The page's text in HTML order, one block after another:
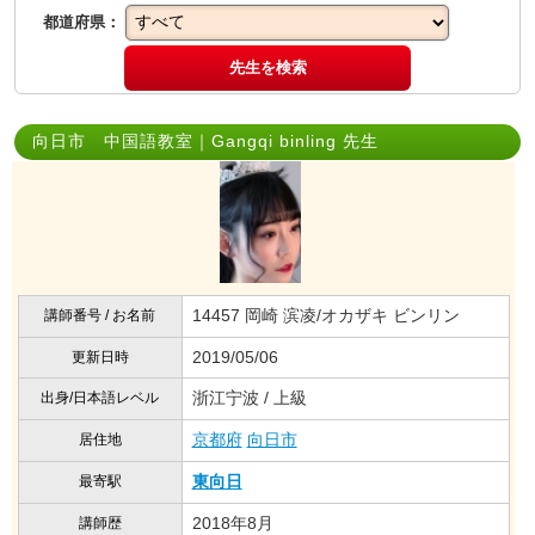
都道府県：
先生を検索
向日市 中国語教室｜Gangqi binling 先生
講師番号 / お名前 14457 岡崎 滨凌/オカザキ ビンリン
更新日時 2019/05/06
出身/日本語レベル 浙江宁波 / 上級
居住地 京都府 向日市
最寄駅 東向日
講師歴 2018年8月